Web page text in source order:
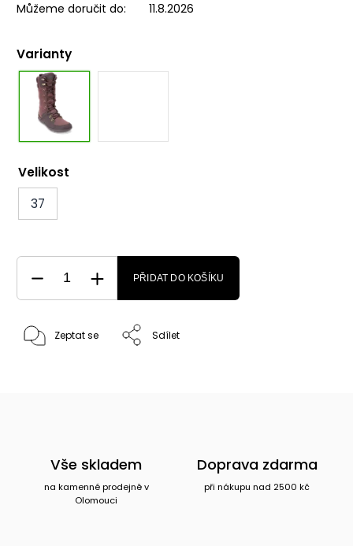
Varianty
Můžeme doručit do: 11.8.2026
Velikost
37
PŘIDAT DO KOŠÍKU
Zeptat se Sdílet
Vše skladem
na kamenné prodejně v
Olomouci
Doprava zdarma
při nákupu nad 2500 kč